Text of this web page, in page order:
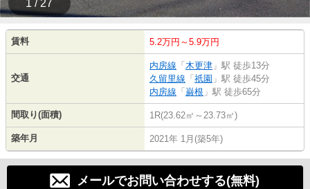
1 / 27
賃料 5.2万円～5.9万円
交通
内房線 「 木更津 」駅 徒歩13分
久留里線 「 祇園 」駅 徒歩45分
内房線 「 巌根 」駅 徒歩65分
間取り(面積) 1R(23.62㎡～23.73㎡)
築年月 2021年 1月(築5年)
メールでお問い合わせする(無料)